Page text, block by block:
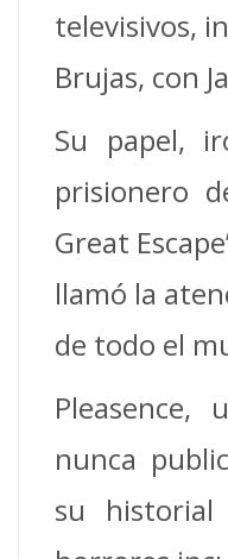
televisivos,
Brujas, con
Su papel,
prisionero
Great
llamó la
de todo el
Pleasence,
nunca
su